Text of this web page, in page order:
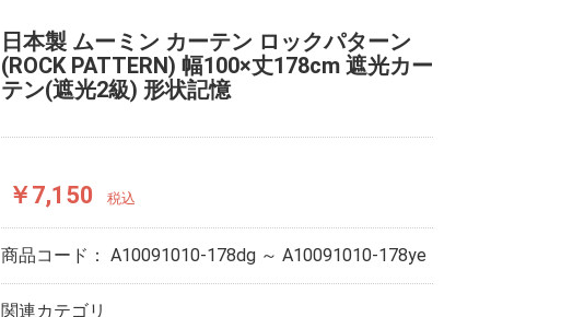
日本製 ムーミン カーテン ロックパターン
(ROCK PATTERN) 幅100×丈178cm 遮光カー
テン(遮光2級) 形状記憶
￥7,150 税込
商品コード： A10091010-178dg ～ A10091010-178ye
関連カテゴリ